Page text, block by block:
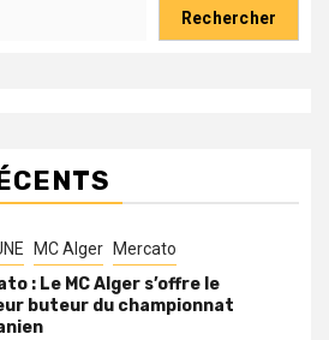
Rechercher
MC Alger Mercato
: Le MC Alger s’offre le
buteur du championnat